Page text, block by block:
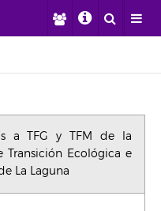
a TFG y TFM de la
Transición Ecológica e
La Laguna